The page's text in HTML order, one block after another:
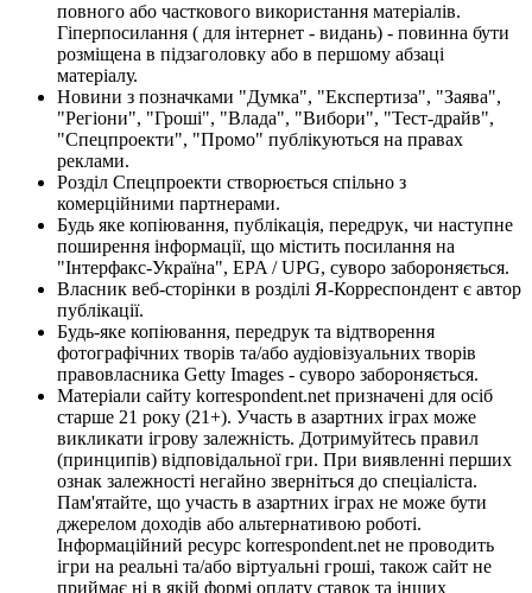
повного або часткового використання матеріалів.
Гіперпосилання ( для інтернет - видань) - повинна бути
розміщена в підзаголовку або в першому абзаці
матеріалу.
Новини з позначками "Думка", "Експертиза", "Заява",
"Регіони", "Гроші", "Влада", "Вибори", "Тест-драйв",
"Спецпроекти", "Промо" публікуються на правах
реклами.
Розділ Спецпроекти створюється спільно з
комерційними партнерами.
Будь яке копіювання, публікація, передрук, чи наступне
поширення інформації, що містить посилання на
"Інтерфакс-Україна", EPA / UPG, суворо забороняється.
Власник веб-сторінки в розділі Я-Корреспондент є автор
публікації.
Будь-яке копіювання, передрук та відтворення
фотографічних творів та/або аудіовізуальних творів
правовласника Getty Images - суворо забороняється.
Матеріали сайту korrespondent.net призначені для осіб
старше 21 року (21+). Участь в азартних іграх може
викликати ігрову залежність. Дотримуйтесь правил
(принципів) відповідальної гри. При виявленні перших
ознак залежності негайно зверніться до спеціаліста.
Пам'ятайте, що участь в азартних іграх не може бути
джерелом доходів або альтернативою роботі.
Інформаційний ресурс korrespondent.net не проводить
ігри на реальні та/або віртуальні гроші, також сайт не
приймає ні в якій формі оплату ставок та інших